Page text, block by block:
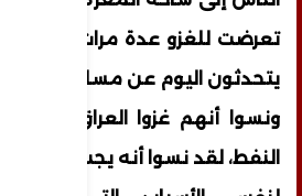
تعرضت للغزو عدة مرات من قبل
يتحدثون اليوم عن مساعدات
ونسوا أنهم غزوا العراق وسوريا
النفط، لقد نسوا أنه يجب حماية